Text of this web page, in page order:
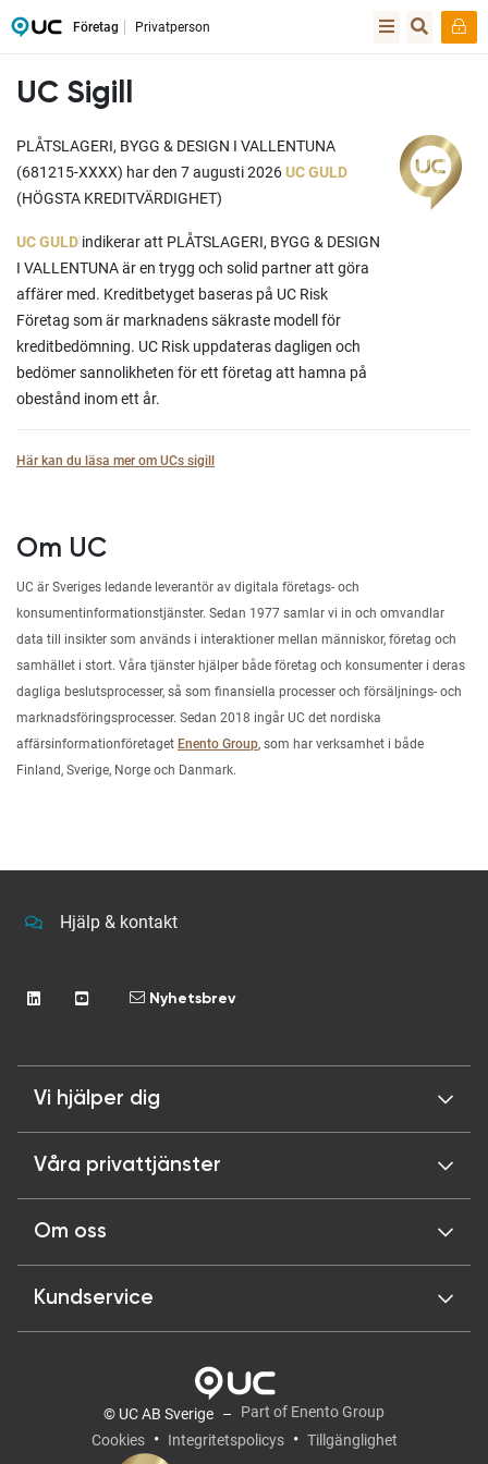
Företag Privatperson
UC Sigill
PLÅTSLAGERI, BYGG & DESIGN I VALLENTUNA
(681215-XXXX) har den 7 augusti 2026UC GULD
(HÖGSTA KREDITVÄRDIGHET)
UC GULD indikerar att PLÅTSLAGERI, BYGG & DESIGN
I VALLENTUNA är en trygg och solid partner att göra
affärer med. Kreditbetyget baseras på UC Risk
Företag som är marknadens säkraste modell för
kreditbedömning. UC Risk uppdateras dagligen och
bedömer sannolikheten för ett företag att hamna på
obestånd inom ett år.
Här kan du läsa mer om UCs sigill
Om UC
UC är Sveriges ledande leverantör av digitala företags- och
konsumentinformationstjänster. Sedan 1977 samlar vi in och omvandlar
data till insikter som används i interaktioner mellan människor, företag och
samhället i stort. Våra tjänster hjälper både företag och konsumenter i deras
dagliga beslutsprocesser, så som finansiella processer och försäljnings- och
marknadsföringsprocesser. Sedan 2018 ingår UC det nordiska
affärsinformationföretaget Enento Group, som har verksamhet i både
Finland, Sverige, Norge och Danmark.
Hjälp & kontakt
Nyhetsbrev
Vi hjälper dig
Våra privattjänster
Om oss
Kundservice
© UC AB Sverige
Part of Enento Group
Cookies
Integritetspolicys Tillgänglighet